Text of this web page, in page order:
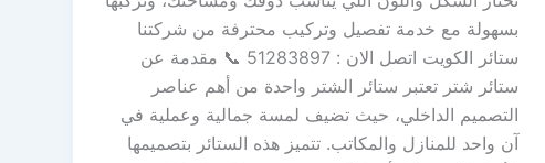
بسهولة مع خدمة تفصيل وتركيب محترفة من شركتنا
ستائر الكويت اتصل الان : 51283897 📞 مقدمة عن
ستائر شتر تعتبر ستائر الشتر واحدة من أهم عناصر
التصميم الداخلي، حيث تضيف لمسة جمالية وعملية في
آن واحد للمنازل والمكاتب. تتميز هذه الستائر بتصميمها